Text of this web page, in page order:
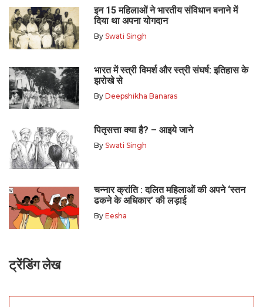
इन 15 महिलाओं ने भारतीय संविधान बनाने में
दिया था अपना योगदान
By Swati Singh
भारत में स्त्री विमर्श और स्त्री संघर्ष: इतिहास के
झरोखे से
By Deepshikha Banaras
पितृसत्ता क्या है? – आइये जाने
By Swati Singh
चन्नार क्रांति : दलित महिलाओं की अपने ‘स्तन
ढकने के अधिकार’ की लड़ाई
By Eesha
ट्रेंडिंग लेख